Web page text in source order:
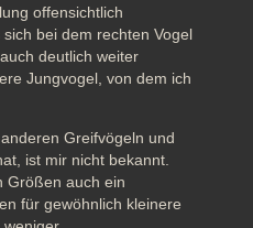
offensichtlich
bei dem rechten Vogel
deutlich weiter
Jungvogel, von dem ich
Greifvögeln und
ist mir nicht bekannt.
Größen auch ein
für gewöhnlich kleinere